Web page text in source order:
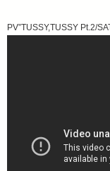
PV”TUSSY,TUSSY Pt.2/